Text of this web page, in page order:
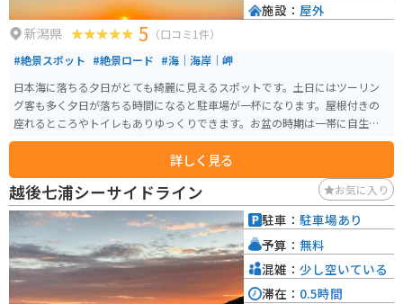
新潟県 5 （口コミ1件）
#絶景スポット #絶景ロード #海｜海岸｜岬
日本海に落ちる夕日がとても綺麗に見えるスポットです。土日にはツーリン
グ客も多く夕日が落ちる時間になると駐車場が一杯になります。屋根付きの
座れるところやトイレもありゆっくりできます。お盆の時期は一帯に自生し
ているはまなすもとても綺麗です。
詳しく見る
施設： 屋外
越後七浦シーサイドライン お気に入り
駐車： 駐車場あり
予算： 無料
混雑： 少し空いている
滞在： 0.5時間